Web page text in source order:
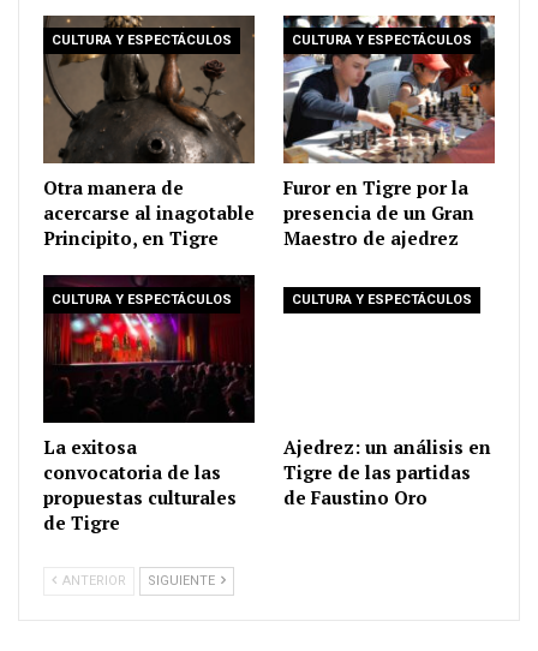
CULTURA Y ESPECTÁCULOS
Otra manera de
acercarse al inagotable
Principito, en Tigre
CULTURA Y ESPECTÁCULOS
Furor en Tigre por la
presencia de un Gran
Maestro de ajedrez
CULTURA Y ESPECTÁCULOS
La exitosa
convocatoria de las
propuestas culturales
de Tigre
CULTURA Y ESPECTÁCULOS
Ajedrez: un análisis en
Tigre de las partidas
de Faustino Oro
ANTERIOR SIGUIENTE